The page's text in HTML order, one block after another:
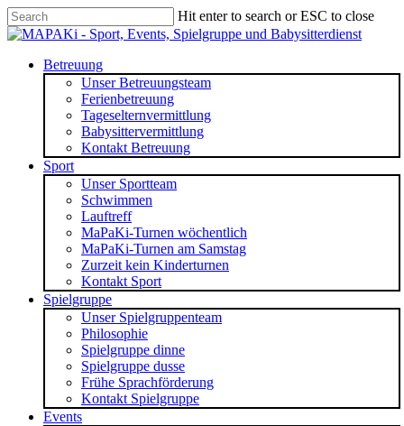
Skip
to
content
Hit enter to search or ESC to close
Close
search
Menu
Betreuung
Unser Betreuungsteam
Ferienbetreuung
Tageselternvermittlung
Babysittervermittlung
Kontakt Betreuung
Sport
Unser Sportteam
Schwimmen
Lauftreff
MaPaKi-Turnen wöchentlich
MaPaKi-Turnen am Samstag
Zurzeit kein Kinderturnen
Kontakt Sport
Spielgruppe
Unser Spielgruppenteam
Philosophie
Spielgruppe dinne
Spielgruppe dusse
Frühe Sprachförderung
Kontakt Spielgruppe
Events